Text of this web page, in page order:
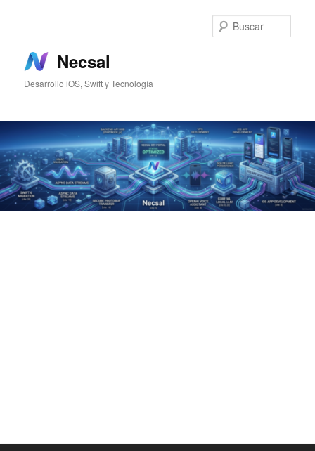
principal
secundario
Necsal
Desarrollo iOS, Swift y Tecnología